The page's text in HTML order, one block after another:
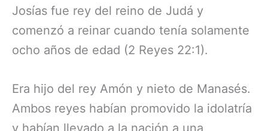
Josías fue rey del reino de Judá y
comenzó a reinar cuando tenía solamente
ocho años de edad (2 Reyes 22:1).
Era hijo del rey Amón y nieto de Manasés.
Ambos reyes habían promovido la idolatría